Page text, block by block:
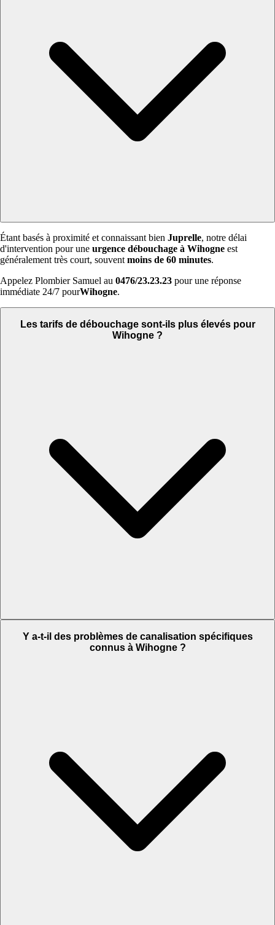
Étant basés à proximité et connaissant bien Juprelle, notre délai
d'intervention pour une urgence débouchage à Wihogne est
généralement très court, souvent moins de 60 minutes.
Appelez Plombier Samuel au 0476/23.23.23 pour une réponse
immédiate 24/7 pourWihogne.
Les tarifs de débouchage sont-ils plus élevés pour
Wihogne ?
Y a-t-il des problèmes de canalisation spécifiques
connus à Wihogne ?